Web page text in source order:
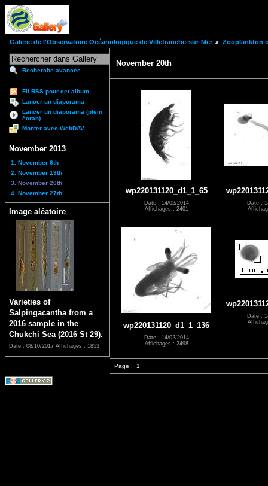
Galerie de l'Observatoire Océanologique de Villefranche-sur-Mer Zooplankton
Recherche avancée
Fil RSS pour cet album
Lancer un diaporama
Lancer un diaporama (plein
écran)
Monter avec WebDAV
November 2013
1. November 6th
2. November 13th
3. November 20th
4. November 27th
Image aléatoire
Varieties of
Salpingacantha from a
2016 sample in the
Chukchi Sea (2016 St 29).
Date : 08/10/2017 Affichages : 1853
November 20th
wp220131120_d1_1_65
Date : 14/02/2014
Affichages : 2401
Date :
wp220131120_d1_1_136
Date : 14/02/2014
Affichages : 2498
Date :
Page : 1